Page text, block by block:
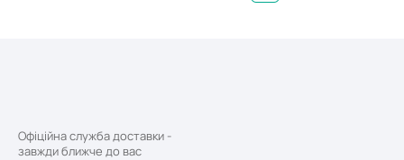
Офіційна служба доставки -
завжди ближче до вас